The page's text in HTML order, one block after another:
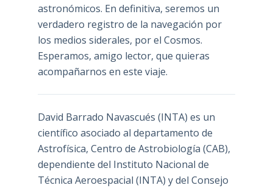
astronómicos. En definitiva, seremos un
verdadero registro de la navegación por
los medios siderales, por el Cosmos.
Esperamos, amigo lector, que quieras
acompañarnos en este viaje.
David Barrado Navascués (INTA) es un
científico asociado al departamento de
Astrofísica, Centro de Astrobiología (CAB),
dependiente del Instituto Nacional de
Técnica Aeroespacial (INTA) y del Consejo